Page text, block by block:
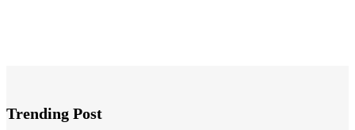
Trending Post